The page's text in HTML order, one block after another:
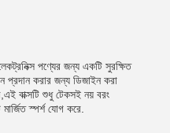
পণ্যের জন্য একটি সুরক্ষিত
প্রদান করার জন্য ডিজাইন করা
বাক্সটি শুধু টেকসই নয় বরং
স্পর্শ যোগ করে.